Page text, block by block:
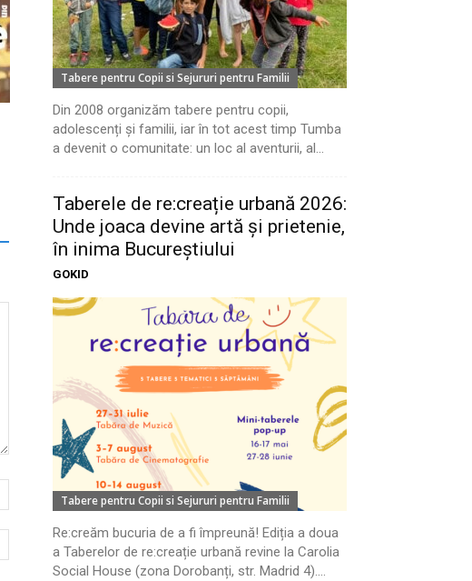
Tabere pentru Copii si Sejururi pentru Familii
Din 2008 organizăm tabere pentru copii,
adolescenți și familii, iar în tot acest timp Tumba
a devenit o comunitate: un loc al aventurii, al...
Taberele de re:creație urbană 2026:
Unde joaca devine artă și prietenie,
în inima Bucureștiului
GOKID
Tabere pentru Copii si Sejururi pentru Familii
Re:creăm bucuria de a fi împreună! Ediția a doua
a Taberelor de re:creație urbană revine la Carolia
Social House (zona Dorobanți, str. Madrid 4)....